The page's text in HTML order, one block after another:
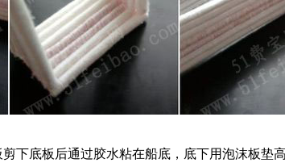
下底板后通过胶水粘在船底，底下用泡沫板垫